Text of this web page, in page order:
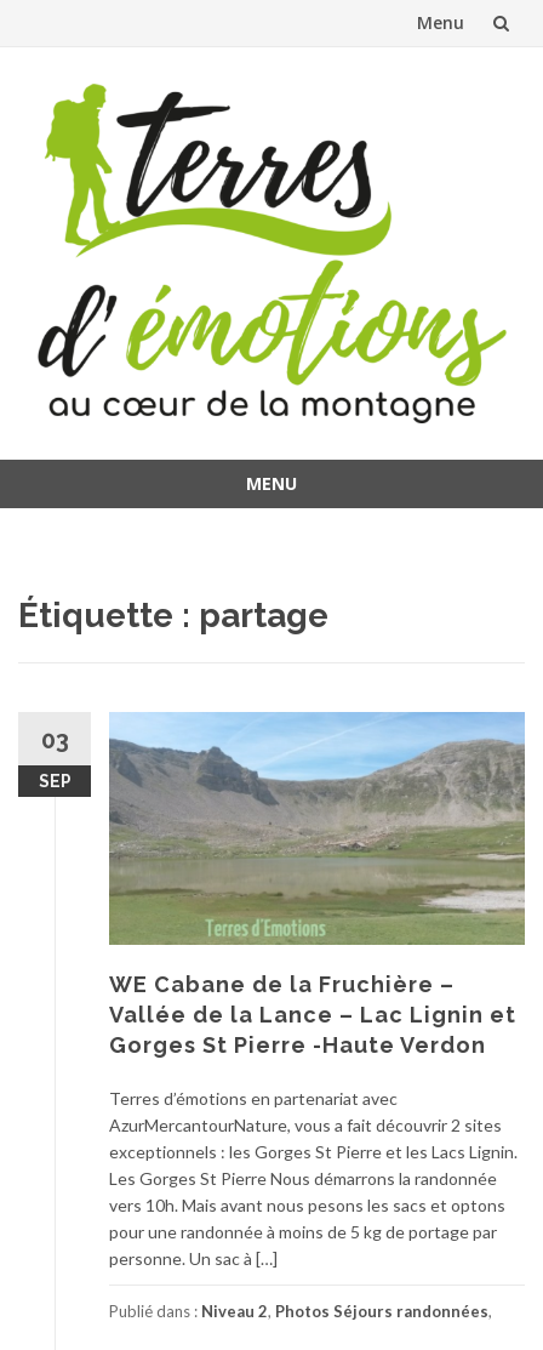
Menu
contenu
MENU
Étiquette : partage
03
SEP
WE Cabane de la Fruchière –
Vallée de la Lance – Lac Lignin et
Gorges St Pierre -Haute Verdon
Terres d’émotions en partenariat avec
AzurMercantourNature, vous a fait découvrir 2 sites
exceptionnels : les Gorges St Pierre et les Lacs Lignin.
Les Gorges St Pierre Nous démarrons la randonnée
vers 10h. Mais avant nous pesons les sacs et optons
pour une randonnée à moins de 5 kg de portage par
personne. Un sac à […]
Publié dans : Niveau 2, Photos Séjours randonnées,